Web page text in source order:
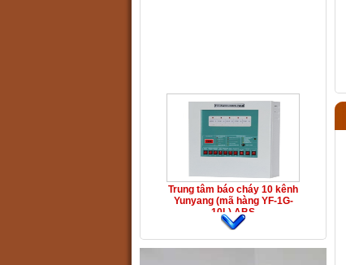
Trung tâm báo cháy 10 kênh
Yunyang (mã hàng YF-1G-
10L) ABS